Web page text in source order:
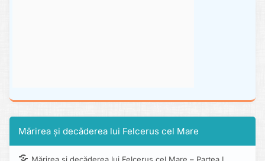
Mărirea și decăderea lui Felcerus cel Mare